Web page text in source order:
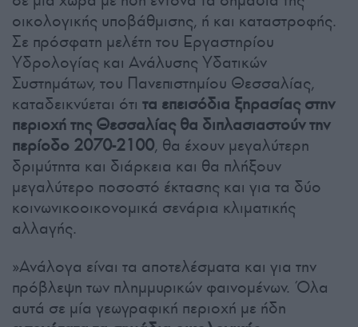
οικολογικής υποβάθμισης, ή και καταστροφής.
Σε πρόσφατη μελέτη του Εργαστηρίου
Υδρολογίας και Ανάλυσης Υδατικών
Συστημάτων, του Πανεπιστημίου Θεσσαλίας,
καταδεικνύεται ότι τα επεισόδια ξηρασίας στην
περιοχή της Θεσσαλίας θα διπλασιαστούν την
περίοδο 2070-2100, θα έχουν μεγαλύτερη
δριμύτητα και διάρκεια και θα πλήξουν
μεγαλύτερο ποσοστό έκτασης και για τα δύο
κοινωνικοοικονομικά σενάρια κλιματικής
αλλαγής.
»Ανάλογα είναι τα αποτελέσματα και για την
πρόβλεψη των πλημμυρικών φαινομένων. Όλα
αυτά σε μία γεωγραφική περιοχή με ήδη